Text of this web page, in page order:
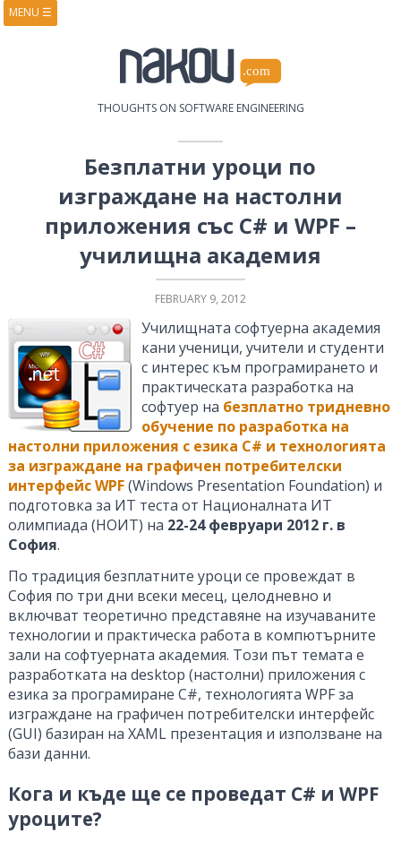
MENU ☰
COURSES
RESEARCH
PUBLICATIONS
THOUGHTS ON SOFTWARE ENGINEERING
Безплатни уроци по
изграждане на настолни
приложения със C# и WPF –
училищна академия
FEBRUARY 9, 2012
Училищната софтуерна академия
кани ученици, учители и студенти
с интерес към програмирането и
практическата разработка на
софтуер на безплатно тридневно
обучение по разработка на
настолни приложения с езика C# и технологията
за изграждане на графичен потребителски
интерфейс WPF(Windows Presentation Foundation) и
подготовка за ИТ теста от Националната ИТ
олимпиада (НОИТ) на 22-24 февруари 2012 г. в
София.
По традиция безплатните уроци се провеждат в
София по три дни всеки месец, целодневно и
включват теоретично представяне на изучаваните
технологии и практическа работа в компютърните
зали на софтуерната академия. Този път темата е
разработката на desktop (настолни) приложения с
езика за програмиране C#, технологията WPF за
изграждане на графичен потребителски интерфейс
(GUI) базиран на XAML презентация и използване на
бази данни.
Кога и къде ще се проведат C# и WPF
уроците?